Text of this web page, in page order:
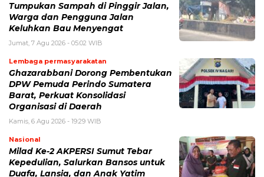
Tumpukan Sampah di Pinggir Jalan,
Warga dan Pengguna Jalan
Keluhkan Bau Menyengat
Jumat, 7 Agu 2026 - 05:02 WIB
Lembaga permasyarakatan
Ghazarabbani Dorong Pembentukan
DPW Pemuda Perindo Sumatera
Barat, Perkuat Konsolidasi
Organisasi di Daerah
Kamis, 6 Agu 2026 - 19:29 WIB
Nasional
Milad Ke-2 AKPERSI Sumut Tebar
Kepedulian, Salurkan Bansos untuk
Duafa, Lansia, dan Anak Yatim